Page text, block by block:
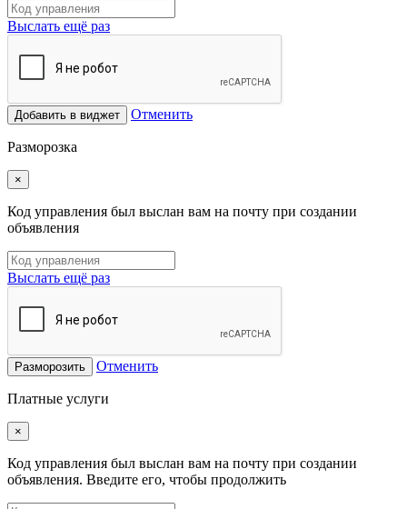
Выслать ещё раз
Добавить в виджет Отменить
Разморозка
×
Код управления был выслан вам на почту при создании
объявления
Выслать ещё раз
Разморозить Отменить
Платные услуги
×
Код управления был выслан вам на почту при создании
объявления. Введите его, чтобы продолжить